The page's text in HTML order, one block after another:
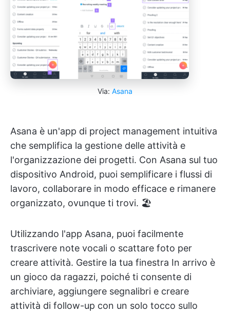
Via: Asana
Asana è un'app di project management intuitiva
che semplifica la gestione delle attività e
l'organizzazione dei progetti. Con Asana sul tuo
dispositivo Android, puoi semplificare i flussi di
lavoro, collaborare in modo efficace e rimanere
organizzato, ovunque ti trovi. 🏖️
Utilizzando l'app Asana, puoi facilmente
trascrivere note vocali o scattare foto per
creare attività. Gestire la tua finestra In arrivo è
un gioco da ragazzi, poiché ti consente di
archiviare, aggiungere segnalibri e creare
attività di follow-up con un solo tocco sullo